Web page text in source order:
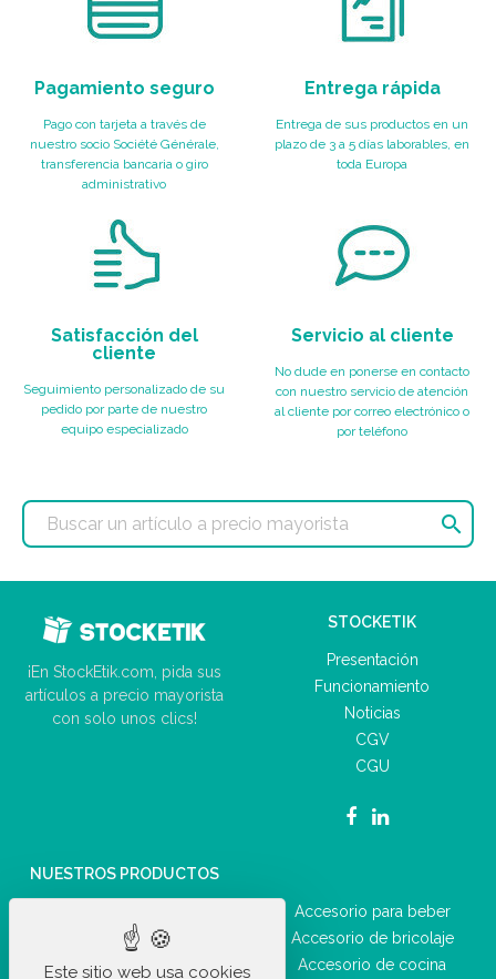
Pagamiento seguro
Pago con tarjeta a través de
nuestro socio Société Générale,
transferencia bancaria o giro
administrativo
Entrega rápida
Entrega de sus productos en un
plazo de 3 a 5 días laborables, en
toda Europa
Satisfacción del
cliente
Seguimiento personalizado de su
pedido por parte de nuestro
equipo especializado
Servicio al cliente
No dude en ponerse en contacto
con nuestro servicio de atención
al cliente por correo electrónico o
por teléfono

¡En StockEtik.com, pida sus
artículos a precio mayorista
con solo unos clics!
STOCKETIK
Presentación
Funcionamiento
Noticias
CGV
CGU
NUESTROS PRODUCTOS
Suministro de oficina
Accesorio diario
Accesorio para beber
Accesorio de bricolaje
Accesorio de cocina
Este sitio web usa cookies